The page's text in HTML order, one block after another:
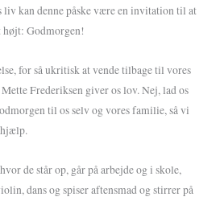
liv kan denne påske være en invitation til at
højt: Godmorgen!
for så ukritisk at vende tilbage til vores
Frederiksen giver os lov. Nej, lad os
til os selv og vores familie, så vi
hjælp.
de står op, går på arbejde og i skole,
dans og spiser aftensmad og stirrer på